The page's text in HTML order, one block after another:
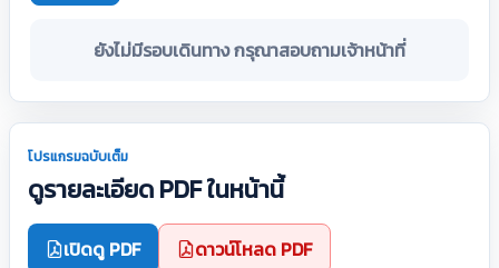
ยังไม่มีรอบเดินทาง กรุณาสอบถามเจ้าหน้าที่
โปรแกรมฉบับเต็ม
ดูรายละเอียด PDF ในหน้านี้
เปิดดู PDF ดาวน์โหลด PDF